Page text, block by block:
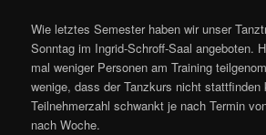
Wie letztes Semester haben wir unser
Sonntag im Ingrid-Schroff-Saal angeboten.
mal weniger Personen am Training
wenige, dass der Tanzkurs nicht stattfinden
Teilnehmerzahl schwankt je nach Termin
nach Woche.